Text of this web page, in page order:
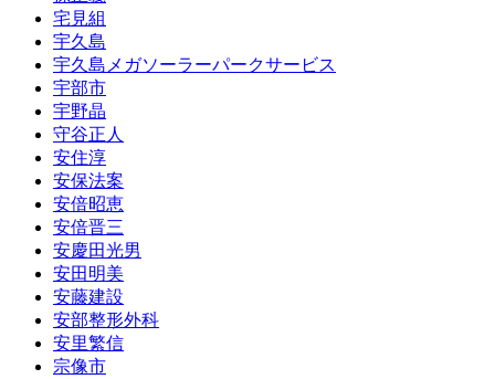
宅見組
宇久島
宇久島メガソーラーパークサービス
宇部市
宇野晶
守谷正人
安住淳
安保法案
安倍昭恵
安倍晋三
安慶田光男
安田明美
安藤建設
安部整形外科
安里繁信
宗像市